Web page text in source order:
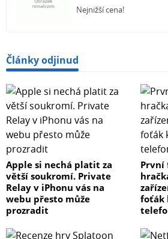
Nejnižší cena!
Články odjinud
Apple si nechá platit za
větší soukromí. Private
Relay v iPhonu vás na
webu přesto může
prozradit
První
foťák